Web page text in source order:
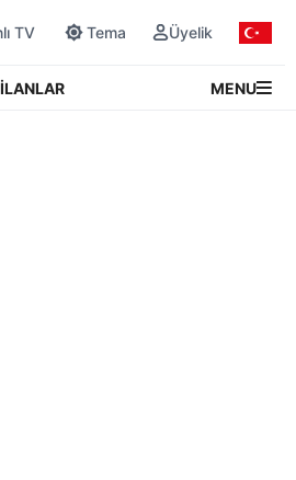
TV Tema Üyelik
MENU